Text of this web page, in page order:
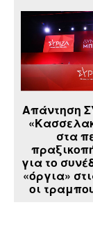
Απάντηση
στα
για το
«όργια»
οι